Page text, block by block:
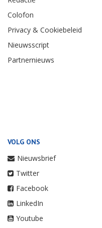
Colofon
Privacy & Cookiebeleid
Nieuwsscript
Partnernieuws
VOLG ONS
Nieuwsbrief
Twitter
Facebook
LinkedIn
Youtube